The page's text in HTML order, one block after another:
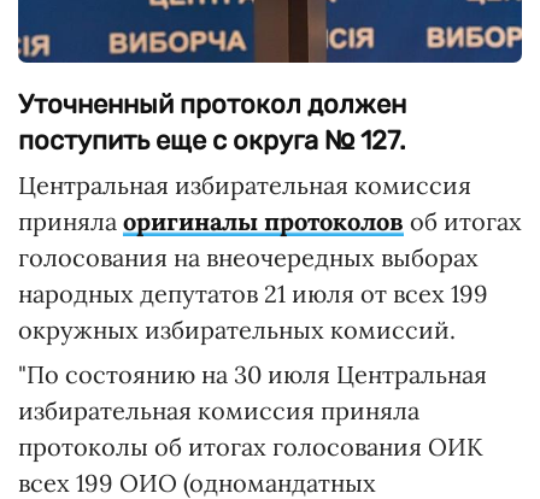
Уточненный протокол должен
поступить еще с округа № 127.
Центральная избирательная комиссия
приняла оригиналы протоколов об итогах
голосования на внеочередных выборах
народных депутатов 21 июля от всех 199
окружных избирательных комиссий.
"По состоянию на 30 июля Центральная
избирательная комиссия приняла
протоколы об итогах голосования ОИК
всех 199 ОИО (одномандатных